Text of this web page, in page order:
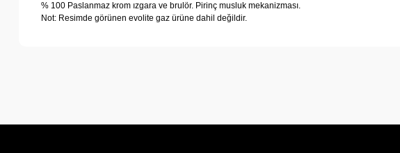
% 100 Paslanmaz krom ızgara ve brulör. Pirinç musluk mekanizması.
Not: Resimde görünen evolite gaz ürüne dahil değildir.
Ürün resmi kalitesiz, bozuk veya görüntülenemiyor.